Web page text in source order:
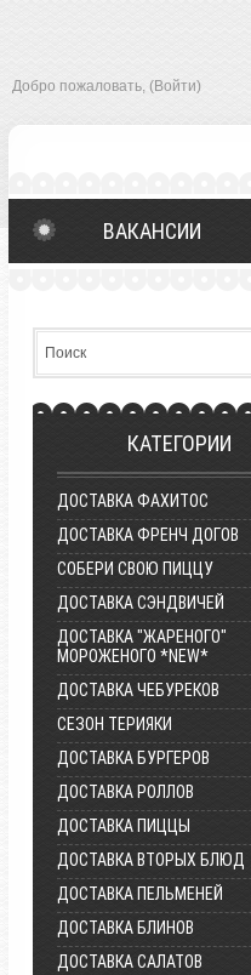
Добро пожаловать, (Войти)
ВАКАНСИИ
КАТЕГОРИИ
ДОСТАВКА ФАХИТОС
ДОСТАВКА ФРЕНЧ ДОГОВ
СОБЕРИ СВОЮ ПИЦЦУ
ДОСТАВКА СЭНДВИЧЕЙ
ДОСТАВКА "ЖАРЕНОГО"
МОРОЖЕНОГО *NEW*
ДОСТАВКА ЧЕБУРЕКОВ
СЕЗОН ТЕРИЯКИ
ДОСТАВКА БУРГЕРОВ
ДОСТАВКА РОЛЛОВ
ДОСТАВКА ПИЦЦЫ
ДОСТАВКА ВТОРЫХ БЛЮД
ДОСТАВКА ПЕЛЬМЕНЕЙ
ДОСТАВКА БЛИНОВ
ДОСТАВКА САЛАТОВ